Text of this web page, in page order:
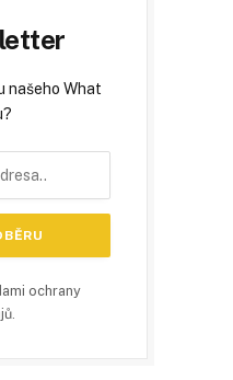
našeho What
ochrany